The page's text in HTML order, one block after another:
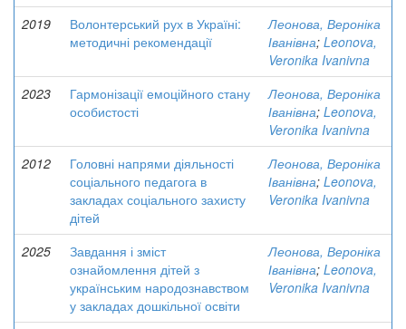
2019
Волонтерський рух в Україні:
методичні рекомендації
Леонова, Вероніка
Іванівна; Leonova,
Veronika Ivanivna
2023
Гармонізації емоційного стану
особистості
Леонова, Вероніка
Іванівна; Leonova,
Veronika Ivanivna
2012
Головні напрями діяльності
соціального педагога в
закладах соціального захисту
дітей
Леонова, Вероніка
Іванівна; Leonova,
Veronika Ivanivna
2025
Завдання і зміст
ознайомлення дітей з
українським народознавством
у закладах дошкільної освіти
Леонова, Вероніка
Іванівна; Leonova,
Veronika Ivanivna